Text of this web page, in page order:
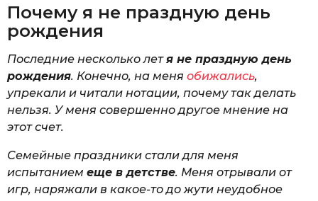
Почему я не праздную день
рождения
Последние несколько летя не праздную день
рождения. Конечно, на меня обижались,
упрекали и читали нотации, почему так делать
нельзя. У меня совершенно другое мнение на
этот счет.
Семейные праздники стали для меня
испытанием еще в детстве. Меня отрывали от
игр, наряжали в какое-то до жути неудобное